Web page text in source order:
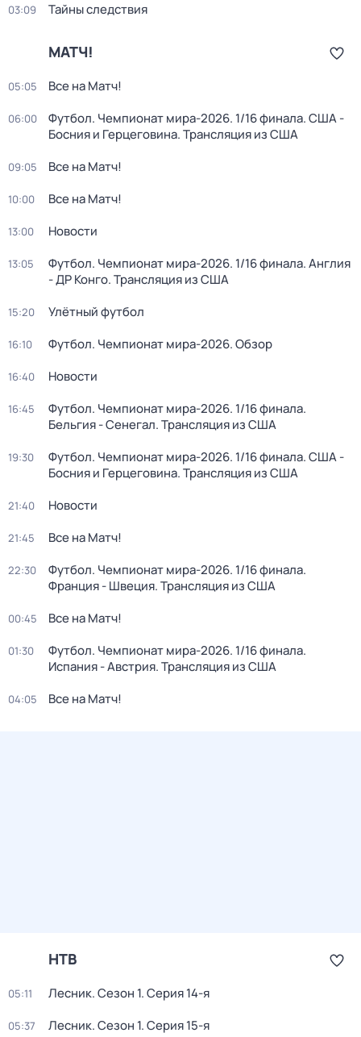
03:09 Тайны следствия
МАТЧ!
05:05 Все на Матч!
06:00
Футбол. Чемпионат мира-2026. 1/16 финала. США -
Босния и Герцеговина. Трансляция из США
09:05 Все на Матч!
10:00 Все на Матч!
13:00 Новости
13:05
Футбол. Чемпионат мира-2026. 1/16 финала. Англия
- ДР Конго. Трансляция из США
15:20 Улётный футбол
16:10 Футбол. Чемпионат мира-2026. Обзор
16:40 Новости
16:45
Футбол. Чемпионат мира-2026. 1/16 финала.
Бельгия - Сенегал. Трансляция из США
19:30
Футбол. Чемпионат мира-2026. 1/16 финала. США -
Босния и Герцеговина. Трансляция из США
21:40 Новости
21:45 Все на Матч!
22:30
Футбол. Чемпионат мира-2026. 1/16 финала.
Франция - Швеция. Трансляция из США
00:45 Все на Матч!
01:30
Футбол. Чемпионат мира-2026. 1/16 финала.
Испания - Австрия. Трансляция из США
04:05 Все на Матч!
НТВ
05:11 Лесник. Сезон 1. Серия 14-я
05:37 Лесник. Сезон 1. Серия 15-я